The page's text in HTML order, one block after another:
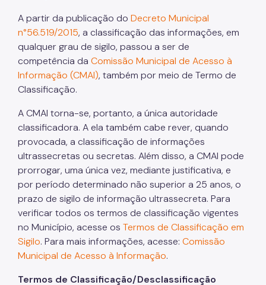
A partir da publicação do Decreto Municipal
n°56.519/2015, a classificação das informações, em
qualquer grau de sigilo, passou a ser de
competência da Comissão Municipal de Acesso à
Informação (CMAI), também por meio de Termo de
Classificação.
A CMAI torna-se, portanto, a única autoridade
classificadora. A ela também cabe rever, quando
provocada, a classificação de informações
ultrassecretas ou secretas. Além disso, a CMAI pode
prorrogar, uma única vez, mediante justificativa, e
por período determinado não superior a 25 anos, o
prazo de sigilo de informação ultrassecreta. Para
verificar todos os termos de classificação vigentes
no Município, acesse os Termos de Classificação em
Sigilo. Para mais informações, acesse: Comissão
Municipal de Acesso à Informação.
Termos de Classificação/Desclassificação